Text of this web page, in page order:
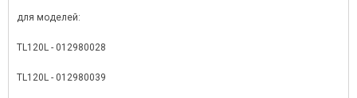
для моделей:
TL120L - 012980028
TL120L - 012980039